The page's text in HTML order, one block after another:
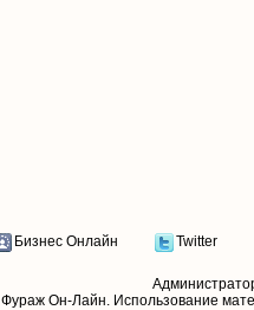
Бизнес Онлайн Twitter
Фураж Он-Лайн. Использование